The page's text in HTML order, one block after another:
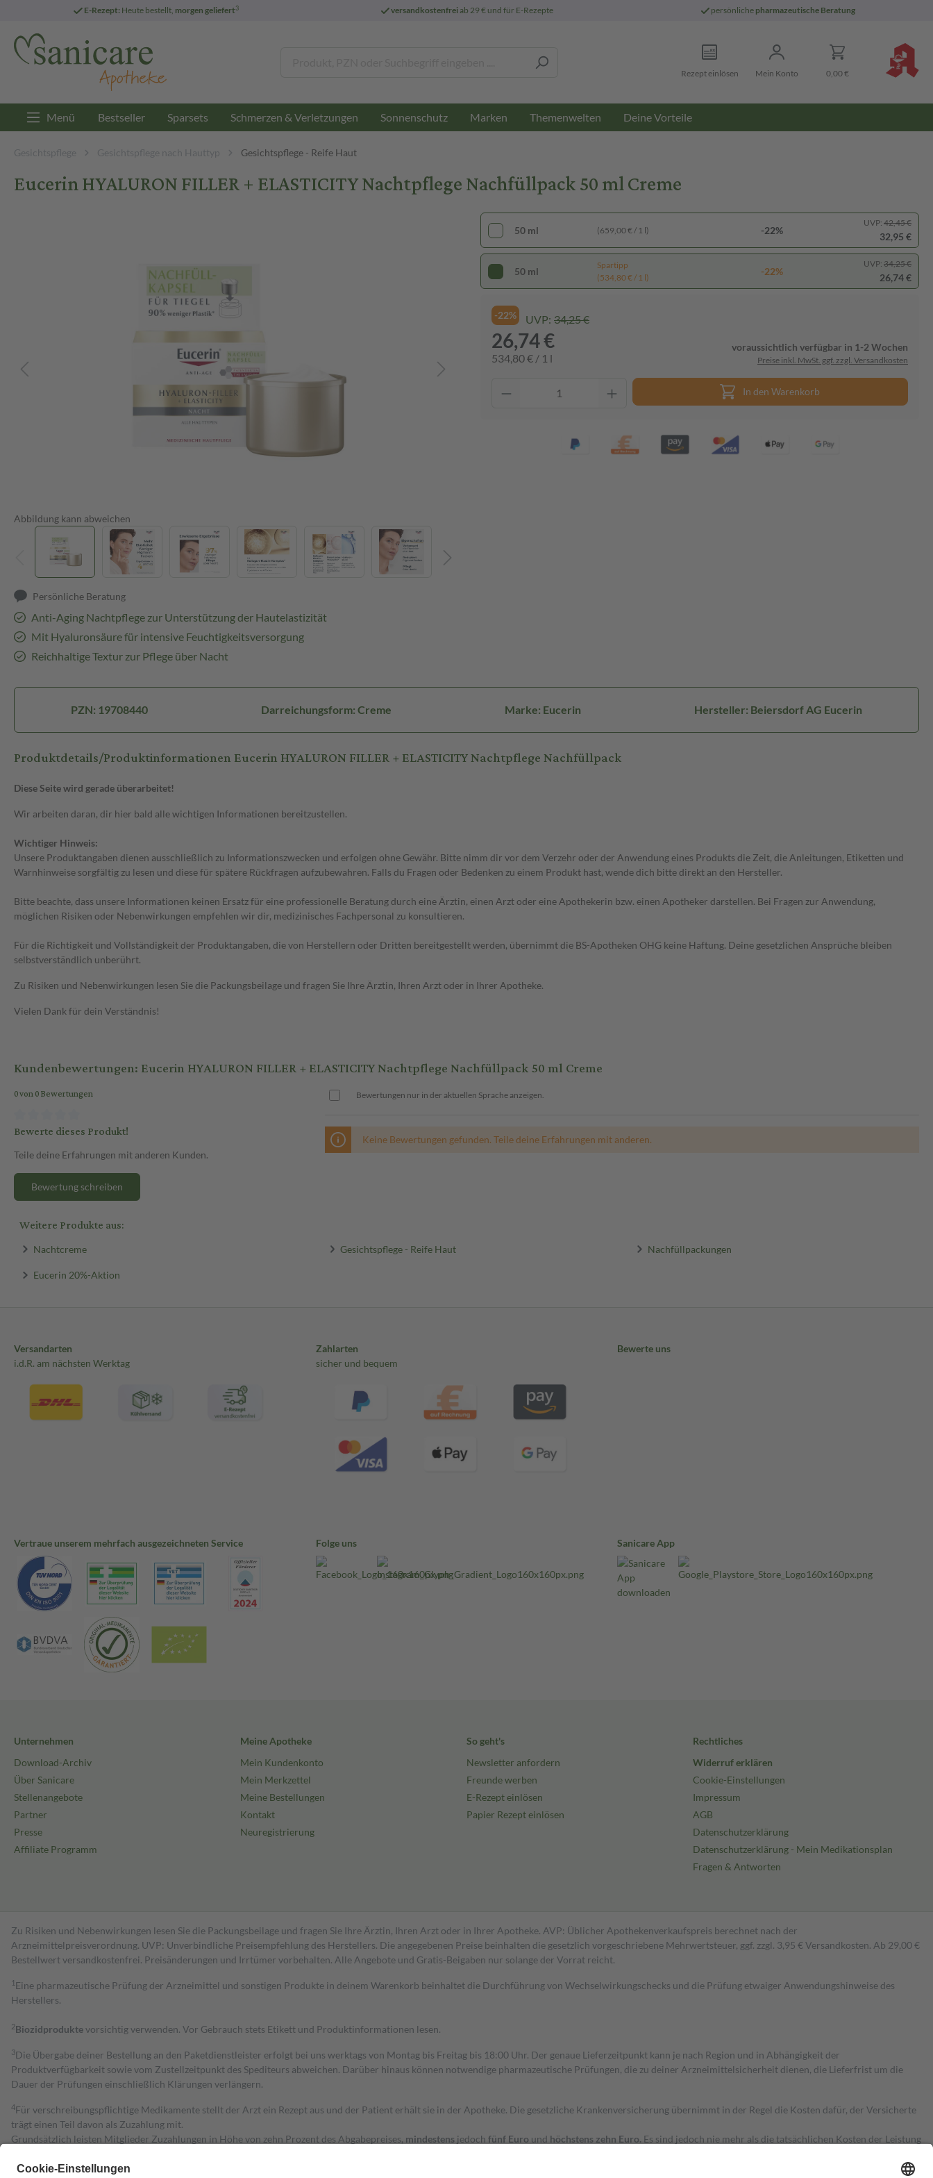
E-Rezept: Heute bestellt, morgen geliefert3 versandkostenfreiab 29 € und für E-Rezepte persönliche pharmazeutische Beratung
Rezept einlösen Mein Konto 0,00 €
Menü Bestseller Sparsets Schmerzen & Verletzungen Sonnenschutz Marken Themenwelten Deine Vorteile
Gesichtspflege Gesichtspflege nach Hauttyp Gesichtspflege - Reife Haut
Eucerin HYALURON FILLER + ELASTICITY Nachtpflege Nachfüllpack 50 ml Creme
Abbildung kann abweichen
Persönliche Beratung
Anti-Aging Nachtpflege zur Unterstützung der Hautelastizität
Mit Hyaluronsäure für intensive Feuchtigkeitsversorgung
Reichhaltige Textur zur Pflege über Nacht
50 ml (659,00 € / 1 l) -22%
UVP: 42,45 €
32,95 €
50 ml
Spartipp
(534,80 € / 1 l)
-22%
UVP: 34,25 €
26,74 €
-22% UVP: 34,25 €
26,74 €
534,80 € / 1 l
voraussichtlich verfügbar in 1-2 Wochen
Preise inkl. MwSt. ggf. zzgl. Versandkosten
In den Warenkorb
PZN: 19708440 Darreichungsform: Creme Marke: Eucerin Hersteller: Beiersdorf AG Eucerin
Produktdetails/Produktinformationen Eucerin HYALURON FILLER + ELASTICITY Nachtpflege Nachfüllpack
Diese Seite wird gerade überarbeitet!
Wir arbeiten daran, dir hier bald alle wichtigen Informationen bereitzustellen.
Wichtiger Hinweis:
Unsere Produktangaben dienen ausschließlich zu Informationszwecken und erfolgen ohne Gewähr. Bitte nimm dir vor dem Verzehr oder der Anwendung eines Produkts die Zeit, die Anleitungen, Etiketten und
Warnhinweise sorgfältig zu lesen und diese für spätere Rückfragen aufzubewahren. Falls du Fragen oder Bedenken zu einem Produkt hast, wende dich bitte direkt an den Hersteller.
Bitte beachte, dass unsere Informationen keinen Ersatz für eine professionelle Beratung durch eine Ärztin, einen Arzt oder eine Apothekerin bzw. einen Apotheker darstellen. Bei Fragen zur Anwendung,
möglichen Risiken oder Nebenwirkungen empfehlen wir dir, medizinisches Fachpersonal zu konsultieren.
Für die Richtigkeit und Vollständigkeit der Produktangaben, die von Herstellern oder Dritten bereitgestellt werden, übernimmt die BS-Apotheken OHG keine Haftung. Deine gesetzlichen Ansprüche bleiben
selbstverständlich unberührt.
Zu Risiken und Nebenwirkungen lesen Sie die Packungsbeilage und fragen Sie Ihre Ärztin, Ihren Arzt oder in Ihrer Apotheke.
Vielen Dank für dein Verständnis!
Kundenbewertungen: Eucerin HYALURON FILLER + ELASTICITY Nachtpflege Nachfüllpack 50 ml Creme
0 von 0 Bewertungen
Bewerte dieses Produkt!
Teile deine Erfahrungen mit anderen Kunden.
Bewertung schreiben
Bewertungen nur in der aktuellen Sprache anzeigen.
Keine Bewertungen gefunden. Teile deine Erfahrungen mit anderen.
Weitere Produkte aus:
Nachtcreme Gesichtspflege - Reife Haut Nachfüllpackungen
Eucerin 20%-Aktion
Versandarten
i.d.R. am nächsten Werktag
Zahlarten
sicher und bequem
Bewerte uns
Vertraue unserem mehrfach ausgezeichneten Service Folge uns Sanicare App
Unternehmen
Download-Archiv
Über Sanicare
Stellenangebote
Partner
Presse
Affiliate Programm
Meine Apotheke
Mein Kundenkonto
Mein Merkzettel
Meine Bestellungen
Kontakt
Neuregistrierung
So geht's
Newsletter anfordern
Freunde werben
E-Rezept einlösen
Papier Rezept einlösen
Rechtliches
Widerruf erklären
Cookie-Einstellungen
Impressum
AGB
Datenschutzerklärung
Datenschutzerklärung - Mein Medikationsplan
Fragen & Antworten
Zu Risiken und Nebenwirkungen lesen Sie die Packungsbeilage und fragen Sie Ihre Ärztin, Ihren Arzt oder in Ihrer Apotheke. AVP: Üblicher Apothekenverkaufspreis berechnet nach der
Arzneimittelpreisverordnung. UVP: Unverbindliche Preisempfehlung des Herstellers. Die angegebenen Preise beinhalten die gesetzlich vorgeschriebene Mehrwertsteuer, ggf. zzgl. 3,95 € Versandkosten. Ab 29,00 €
Bestell­wert versand­kosten­frei. Preisänderungen und Irrtümer vorbehalten. Alle Angebote und Gratis-Beigaben nur solange der Vorrat reicht.
1 Eine pharmazeutische Prüfung der Arzneimittel und sonstigen Produkte in deinem Warenkorb beinhaltet die Durchführung von Wechselwirkungschecks und die Prüfung etwaiger Anwendungshinweise des
Herstellers.
2Biozidproduktevorsichtig verwenden. Vor Gebrauch stets Etikett und Produktinformationen lesen.
3Die Übergabe deiner Bestellung an den Paketdienstleister erfolgt bei uns werktags von Montag bis Freitag bis 18:00 Uhr. Der genaue Lieferzeitpunkt kann je nach Region und in Abhängigkeit der
Produktverfügbarkeit sowie vom Zustellzeitpunkt des Spediteurs abweichen. Darüber hinaus können notwendige pharmazeutische Prüfungen, die zu deiner Arzneimittelsicherheit dienen, die Lieferfrist um die
Dauer der Prüfungen einschließlich Klärungen verlängern.
4Für verschreibungspflichtige Medikamente stellt der Arzt ein Rezept aus und der Patient erhält sie in der Apotheke. Die gesetzliche Krankenversicherung übernimmt in der Regel die Kosten dafür, der Versicherte
trägt einen Teil davon als Zuzahlung mit.
Grundsätzlich leisten Mitglieder Zuzahlungen in Höhe von zehn Prozent des Abgabepreises, mindestens jedoch fünf Euro und höchstens zehn Euro. Es sind jedoch nie mehr als die tatsächlichen Kosten der Leistung
Diese Regeln gelten grundsätzlich auch für Online-Apotheken.